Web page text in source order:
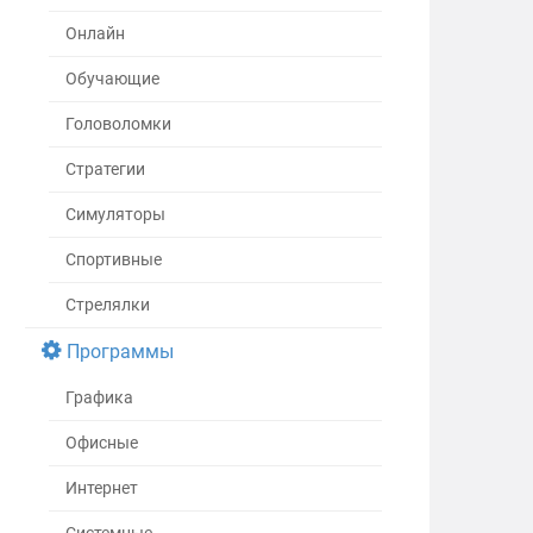
Онлайн
Обучающие
Головоломки
Стратегии
Симуляторы
Спортивные
Стрелялки
Программы
Графика
Офисные
Интернет